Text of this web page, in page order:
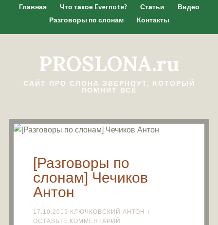
Главная Что такое Evernote? Статьи
Видео
Разговоры по слонам
Контакты
PROSLONA.ru
САЙТ ПРО СЛОНА ЭВЕРНОУТ, КОТОРЫЙ
ПОМНИТ ВСЁ
[Разговоры по
слонам] Чечиков
Антон
17.10.2015 КЛЮЧКОВСКИЙ АНТОН
ОСТАВЬТЕ КОММЕНТАРИЙ